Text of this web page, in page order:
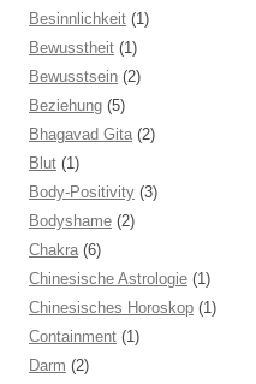
Besinnlichkeit (1)
Bewusstheit (1)
Bewusstsein (2)
Beziehung (5)
Bhagavad Gita (2)
Blut (1)
Body-Positivity (3)
Bodyshame (2)
Chakra (6)
Chinesische Astrologie (1)
Chinesisches Horoskop (1)
Containment (1)
Darm (2)